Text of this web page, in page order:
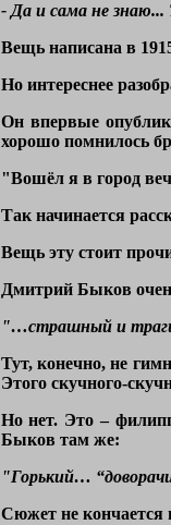
- Да и сама не
Вещь написана в
Но интереснее
Он впервые
хорошо помнилось
"Вошёл я в город
Так начинается
Вещь эту стоит
Дмитрий Быков
"…страшный и
Тут, конечно, не
Этого скучного-
Но нет. Это –
Быков там же:
"Горький…
Сюжет не кончается